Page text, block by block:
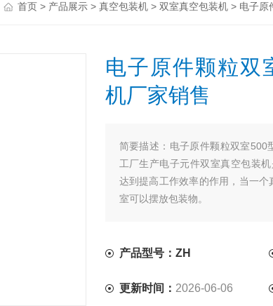
首页 > 产品展示 > 真空包装机 > 双室真空包装机 > 电子原
电子原件颗粒双
机厂家销售
简要描述： 电子原件颗粒双室500
工厂生产电子元件双室真空包装
达到提高工作效率的作用，当一
室可以摆放包装物。
产品型号：ZH
更新时间： 2026-06-06